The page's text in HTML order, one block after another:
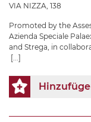
VIA NIZZA, 138
Promoted by the
Azienda Speciale
and Strega, in
[...]